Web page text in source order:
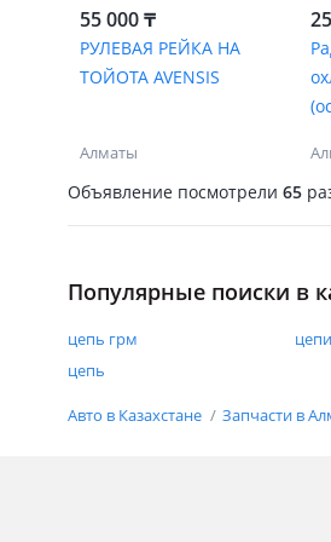
55 000 ₸
РУЛЕВАЯ РЕЙКА НА
ТОЙОТА AVENSIS
Алматы
Объявление посмотрели 65
Популярные поиски в
цепь грм
цепь
Авто в Казахстане Запчасти в